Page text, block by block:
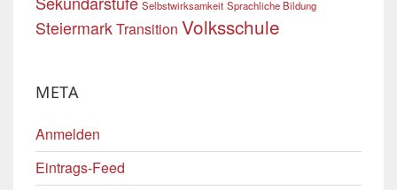
Selbstwirksamkeit Sprachliche Bildung
SteiermarkTransition Volksschule
META
Anmelden
Eintrags-Feed